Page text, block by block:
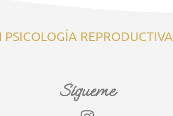
PSICOLOGÍA REPRODUCTIVA
Sígueme